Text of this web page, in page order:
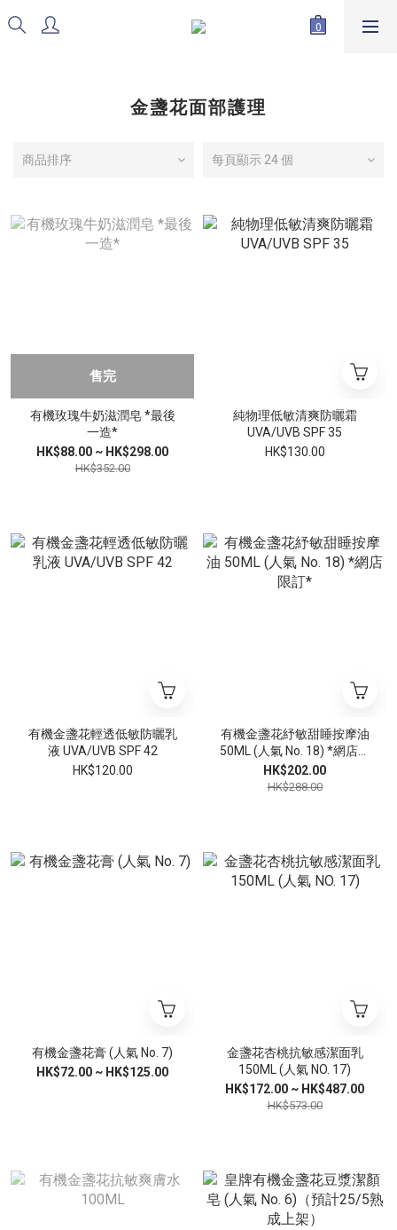
金盞花面部護理
商品排序 每頁顯示 24 個
售完
有機玫瑰牛奶滋潤皂 *最後
一造*
HK$88.00 ~ HK$298.00
HK$352.00
純物理低敏清爽防曬霜
UVA/UVB SPF 35
HK$130.00
有機金盞花輕透低敏防曬乳
液 UVA/UVB SPF 42
HK$120.00
有機金盞花紓敏甜睡按摩油
50ML (人氣 No. 18) *網店限
訂*
HK$202.00
HK$288.00
有機金盞花膏 (人氣 No. 7)
HK$72.00 ~ HK$125.00
金盞花杏桃抗敏感潔面乳
150ML (人氣 NO. 17)
HK$172.00 ~ HK$487.00
HK$573.00